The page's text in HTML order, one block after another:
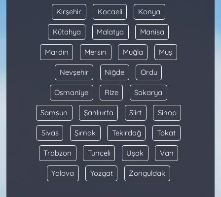
Kırşehir Kocaeli Konya
Kütahya Malatya Manisa
Mardin Mersin Muğla Muş
Nevşehir Niğde Ordu
Osmaniye Rize Sakarya
Samsun Şanlıurfa Siirt Sinop
Sivas Şırnak Tekirdağ Tokat
Trabzon Tunceli Uşak Van
Yalova Yozgat Zonguldak